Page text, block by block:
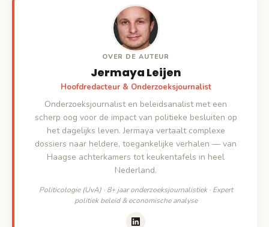
OVER DE AUTEUR
Jermaya Leijen
Hoofdredacteur & Onderzoeksjournalist
Onderzoeksjournalist en beleidsanalist met een
scherp oog voor de impact van politieke besluiten op
het dagelijks leven. Jermaya vertaalt complexe
dossiers naar heldere, toegankelijke verhalen — van
Haagse achterkamers tot keukentafels in heel
Nederland.
Politicologie (UvA) · 8+ jaar onderzoeksjournalistiek · Expert
politiek beleid & economische analyse